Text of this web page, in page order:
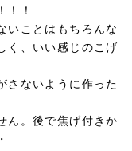
！！
いことはもちろんな
く、いい感じのこげ
さないように作った
ん。後で焦げ付きか